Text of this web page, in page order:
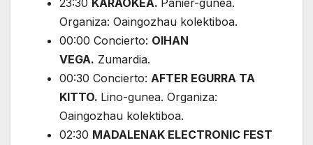
23:30 KARAOKEA. Panier-gunea.
Organiza: Oaingozhau kolektiboa.
00:00 Concierto: OIHAN
VEGA. Zumardia.
00:30 Concierto: AFTER EGURRA TA
KITTO. Lino-gunea. Organiza:
Oaingozhau kolektiboa.
02:30 MADALENAK ELECTRONIC FEST